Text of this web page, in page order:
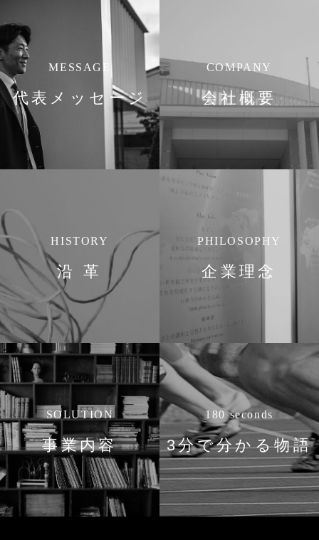
MESSAGE
代表メッセージ
COMPANY
会社概要
HISTORY
沿 革
PHILOSOPHY
企業理念
SOLUTION
事業内容
180 seconds
3分で分かる物語